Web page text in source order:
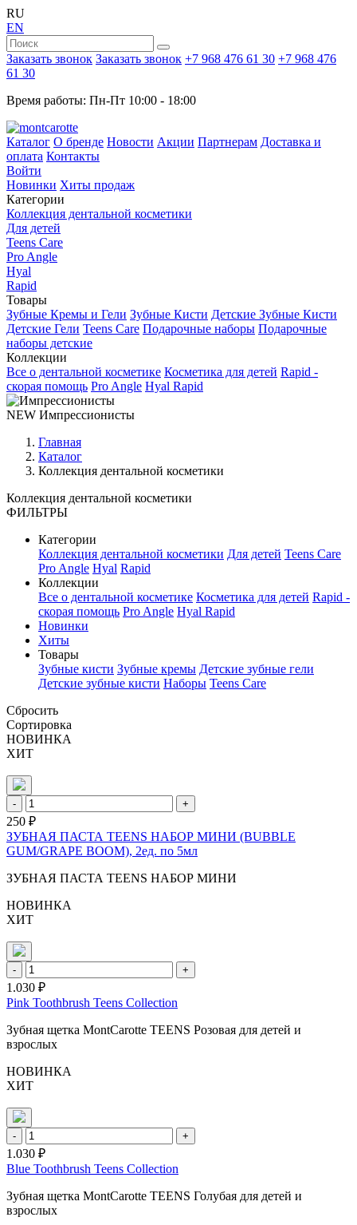
RU
EN
Заказать звонок Заказать звонок +7 968 476 61 30 +7 968 476
61 30
Время работы: Пн-Пт 10:00 - 18:00
Каталог О бренде Новости Акции Партнерам Доставка и
оплата Контакты
Войти
Новинки Хиты продаж
Категории
Коллекция дентальной косметики
Для детей
Teens Care
Pro Angle
Hyal
Rapid
Товары
Зубные Кремы и Гели Зубные Кисти Детские Зубные Кисти
Детские Гели Teens Care Подарочные наборы Подарочные
наборы детские
Коллекции
Все о дентальной косметике Косметика для детей Rapid -
скорая помощь Pro Angle Hyal Rapid
NEW Импрессионисты
Главная
Каталог
Коллекция дентальной косметики
Коллекция дентальной косметики
ФИЛЬТРЫ
Категории
Коллекция дентальной косметики Для детей Teens Care
Pro Angle Hyal Rapid
Коллекции
Все о дентальной косметике Косметика для детей Rapid -
скорая помощь Pro Angle Hyal Rapid
Новинки
Хиты
Товары
Зубные кисти Зубные кремы Детские зубные гели
Детские зубные кисти Наборы Teens Care
Сбросить
Сортировка
НОВИНКА
ХИТ
- +
250 ₽
ЗУБНАЯ ПАСТА TEENS НАБОР МИНИ (BUBBLE
GUM/GRAPE BOOM), 2ед. по 5мл
ЗУБНАЯ ПАСТА TEENS НАБОР МИНИ
НОВИНКА
ХИТ
- +
1.030 ₽
Pink Toothbrush Teens Collection
Зубная щетка MontCarotte TEENS Розовая для детей и
взрослых
НОВИНКА
ХИТ
- +
1.030 ₽
Blue Toothbrush Teens Collection
Зубная щетка MontCarotte TEENS Голубая для детей и
взрослых